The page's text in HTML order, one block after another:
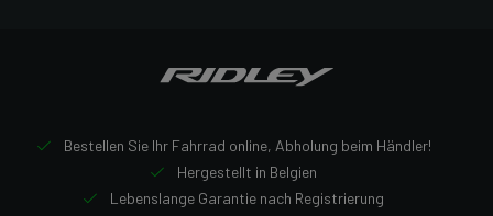
Bestellen Sie Ihr Fahrrad online, Abholung beim Händler!
Hergestellt in Belgien
Lebenslange Garantie nach Registrierung